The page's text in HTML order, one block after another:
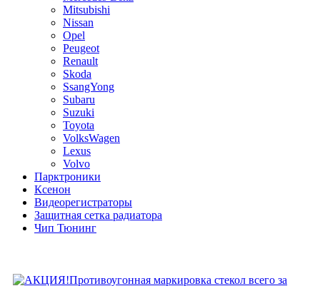
Mitsubishi
Nissan
Opel
Peugeot
Renault
Skoda
SsangYong
Subaru
Suzuki
Toyota
VolksWagen
Lexus
Volvo
Парктроники
Ксенон
Видеорегистраторы
Защитная сетка радиатора
Чип Тюнинг